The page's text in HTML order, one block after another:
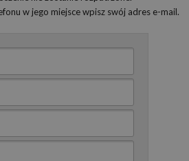
w jego miejsce wpisz swój adres e-mail.